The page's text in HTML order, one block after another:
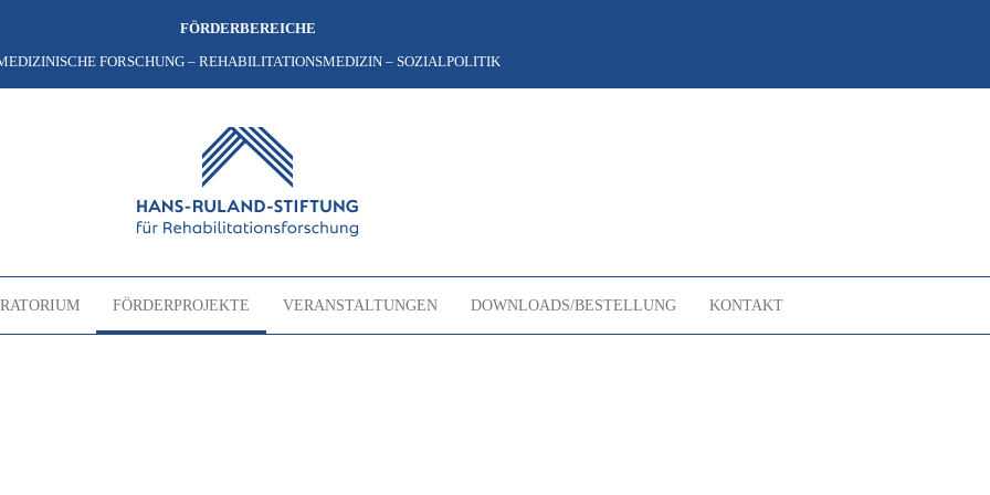
FÖRDERBEREICHE
FORSCHUNG – REHABILITATIONSMEDIZIN – SOZIALPOLITIK
FÖRDERPROJEKTE VERANSTALTUNGEN DOWNLOADS/BESTELLUNG KONTAKT